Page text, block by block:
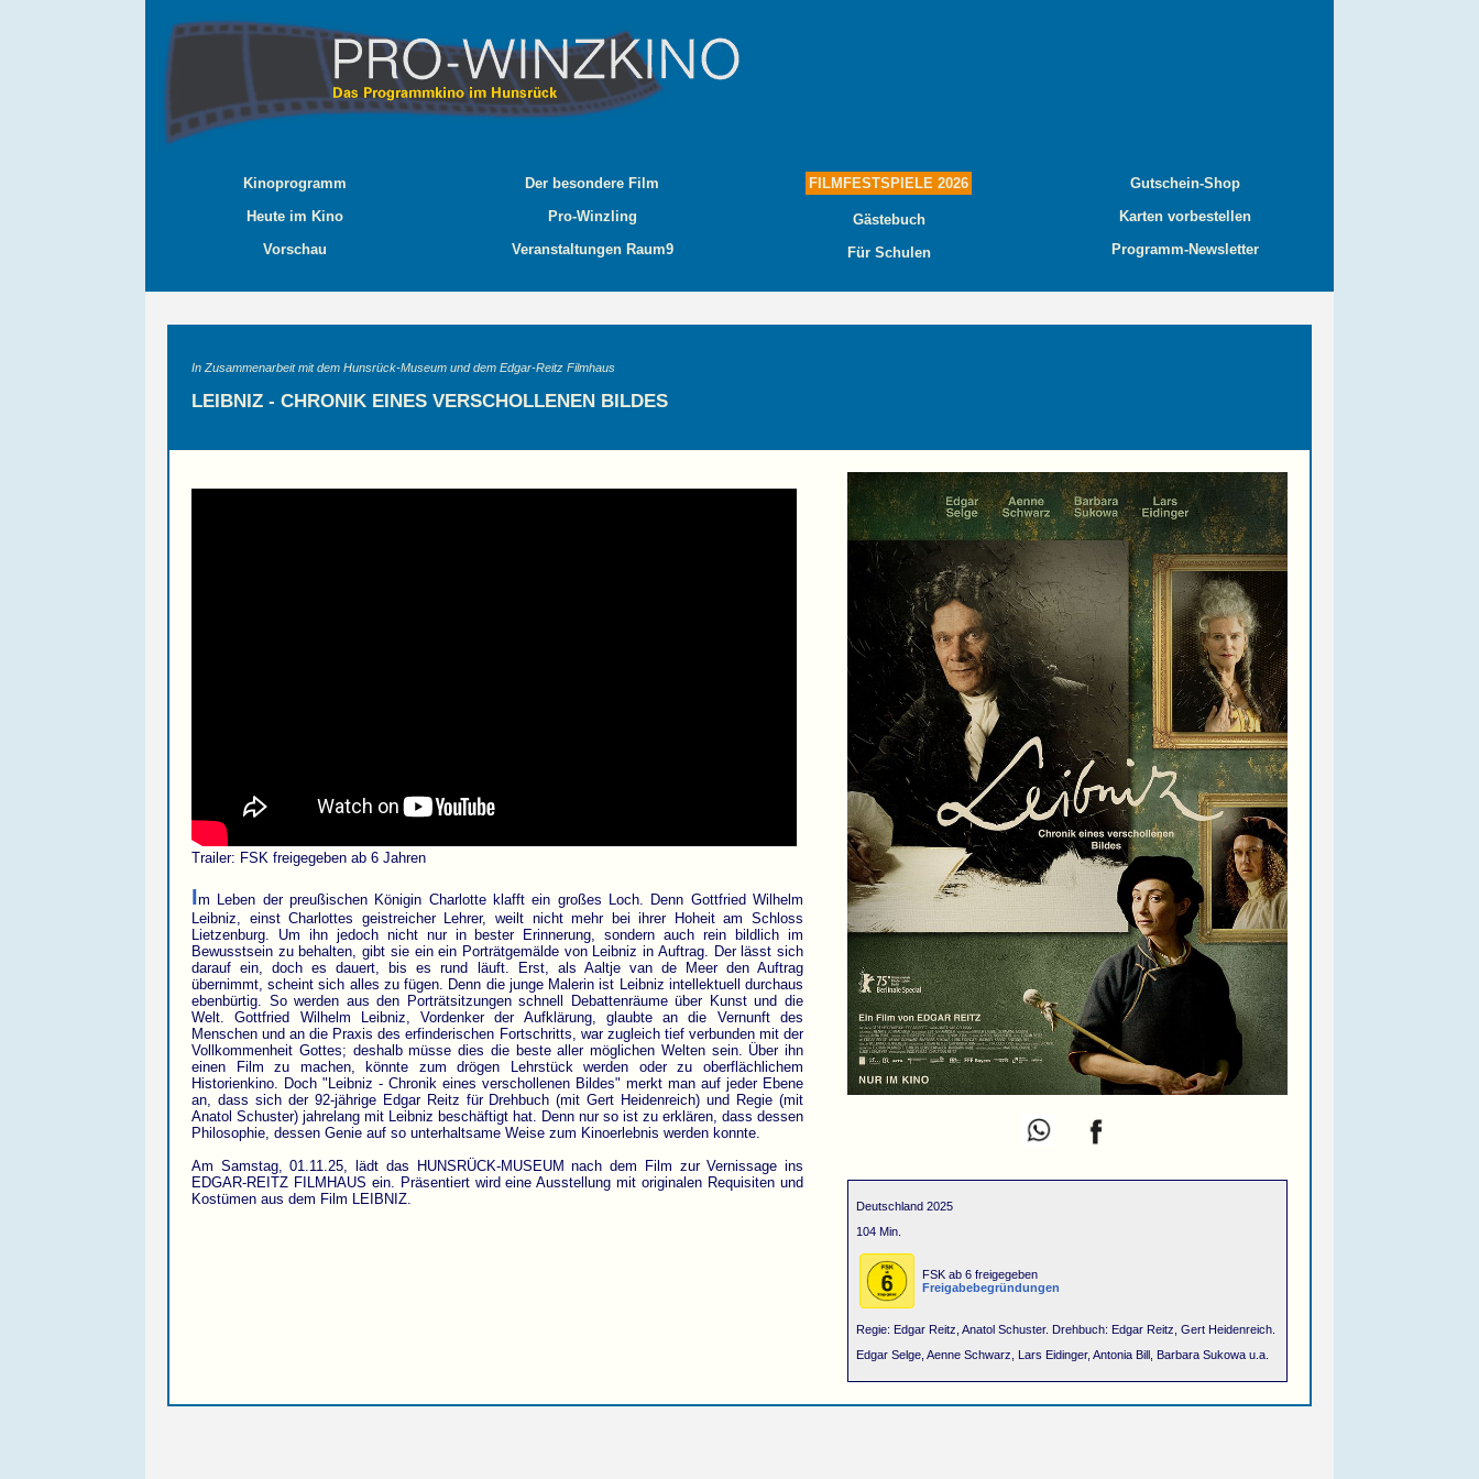
Kinoprogramm
Heute im Kino
Vorschau
Der besondere Film
Pro-Winzling
Veranstaltungen Raum9
FILMFESTSPIELE 2026
Gästebuch
Für Schulen
Gutschein-Shop
Karten vorbestellen
Programm-Newsletter
In Zusammenarbeit mit dem Hunsrück-Museum und dem Edgar-Reitz Filmhaus
LEIBNIZ - CHRONIK EINES VERSCHOLLENEN BILDES
Trailer: FSK freigegeben ab 6 Jahren
Im Leben der preußischen Königin Charlotte klafft ein großes Loch. Denn Gottfried Wilhelm
Leibniz, einst Charlottes geistreicher Lehrer, weilt nicht mehr bei ihrer Hoheit am Schloss
Lietzenburg. Um ihn jedoch nicht nur in bester Erinnerung, sondern auch rein bildlich im
Bewusstsein zu behalten, gibt sie ein ein Porträtgemälde von Leibniz in Auftrag. Der lässt sich
darauf ein, doch es dauert, bis es rund läuft. Erst, als Aaltje van de Meer den Auftrag
übernimmt, scheint sich alles zu fügen. Denn die junge Malerin ist Leibniz intellektuell durchaus
ebenbürtig. So werden aus den Porträtsitzungen schnell Debattenräume über Kunst und die
Welt. Gottfried Wilhelm Leibniz, Vordenker der Aufklärung, glaubte an die Vernunft des
Menschen und an die Praxis des erfinderischen Fortschritts, war zugleich tief verbunden mit der
Vollkommenheit Gottes; deshalb müsse dies die beste aller möglichen Welten sein. Über ihn
einen Film zu machen, könnte zum drögen Lehrstück werden oder zu oberflächlichem
Historienkino. Doch "Leibniz - Chronik eines verschollenen Bildes" merkt man auf jeder Ebene
an, dass sich der 92-jährige Edgar Reitz für Drehbuch (mit Gert Heidenreich) und Regie (mit
Anatol Schuster) jahrelang mit Leibniz beschäftigt hat. Denn nur so ist zu erklären, dass dessen
Philosophie, dessen Genie auf so unterhaltsame Weise zum Kinoerlebnis werden konnte.
Am Samstag, 01.11.25, lädt das HUNSRÜCK-MUSEUM nach dem Film zur Vernissage ins
EDGAR-REITZ FILMHAUS ein. Präsentiert wird eine Ausstellung mit originalen Requisiten und
Kostümen aus dem Film LEIBNIZ.
Deutschland 2025
104 Min.
FSK ab 6 freigegeben
Freigabebegründungen
Regie: Edgar Reitz, Anatol Schuster. Drehbuch: Edgar Reitz, Gert Heidenreich.
Edgar Selge, Aenne Schwarz, Lars Eidinger, Antonia Bill, Barbara Sukowa u.a.